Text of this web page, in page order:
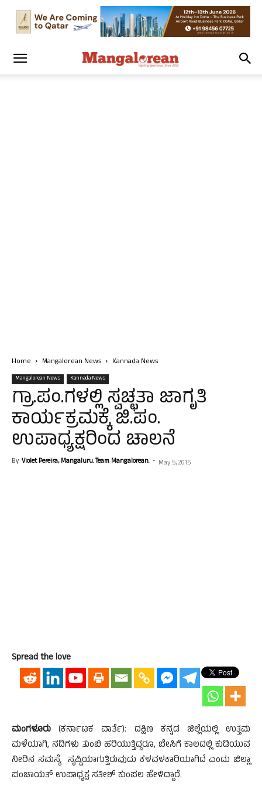
Home Mangalorean News Kannada News
Mangalorean News Kannada News
ಗ್ರಾ.ಪಂ.ಗಳಲ್ಲಿ ಸ್ವಚ್ಛತಾ ಜಾಗೃತಿ
ಕಾರ್ಯಕ್ರಮಕ್ಕೆ ಜಿ.ಪಂ.
ಉಪಾಧ್ಯಕ್ಷರಿಂದ ಚಾಲನೆ
By Violet Pereira, Mangaluru. Team Mangalorean. - May 5, 2015
Spread the love
ಮಂಗಳೂರು (ಕರ್ನಾಟಕ ವಾರ್ತೆ): ದಕ್ಷಿಣ ಕನ್ನಡ ಜಿಲ್ಲೆಯಲ್ಲಿ ಉತ್ತಮ
ಮಳೆಯಾಗಿ, ನದಿಗಳು ತುಂಬಿ ಹರಿಯುತ್ತಿದ್ದರೂ, ಬೇಸಿಗೆ ಕಾಲದಲ್ಲಿ ಕುಡಿಯುವ
ನೀರಿನ ಸಮಸ್ಯೆ ಸೃಷ್ಟಿಯಾಗುತ್ತಿರುವುದು ಕಳವಳಕಾರಿಯಾಗಿದೆ ಎಂದು ಜಿಲ್ಲಾ
ಪಂಚಾಯತ್ ಉಪಾಧ್ಯಕ್ಷ ಸತೀಶ್ ಕುಂಪಲ ಹೇಳಿದ್ದಾರೆ.